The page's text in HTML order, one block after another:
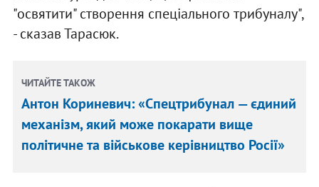
"освятити" створення спеціального трибуналу",
- сказав Тарасюк.
ЧИТАЙТЕ ТАКОЖ
Антон Кориневич: «Спецтрибунал — єдиний
механізм, який може покарати вище
політичне та військове керівництво Росії»